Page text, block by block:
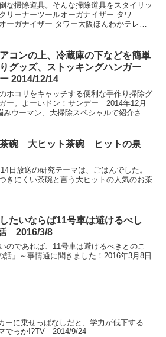
な掃除道具。そんな掃除道具をスタイリッ
リーナーツールオーガナイザー タワ
ーガナイザー タワー大阪ほんわかテレ
コンの上、冷蔵庫の下などを簡単
グッズ、ストッキングハンガー
2014/12/14
ホコリをキャッチする便利な手作り掃除グ
ー。よーいドン！サンデー 2014年12月
ウーマン、大掃除スペシャルで紹介され
茶碗 大ヒット茶碗 ヒットの泉
日放送の研究テーマは、ごはんでした。
きにくい茶碗と言う大ヒットの人気のお茶
たいならば11号車は避けるべし
2016/3/8
のであれば、11号車は避けるべきとのこ
話」～事情通に聞きました！2016年3月8日
ーに乗せっぱなしだと、学力が低下する
でっか!?TV 2014/9/24